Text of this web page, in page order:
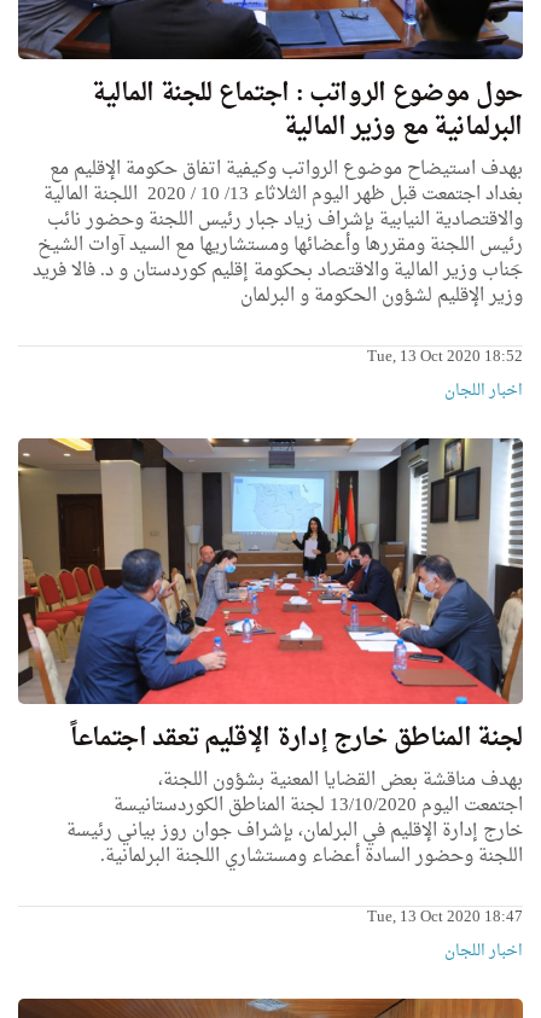
حول موضوع الرواتب : اجتماع للجنة المالية
البرلمانية مع وزير المالية
بهدف استيضاح موضوع الرواتب وكيفية اتفاق حكومة الإقليم مع
بغداد اجتمعت قبل ظهر اليوم الثلاثاء 13/ 10 / 2020 اللجنة المالية
والاقتصادية النيابية بإشراف زياد جبار رئيس اللجنة وحضور نائب
رئيس اللجنة ومقررها وأعضائها ومستشاريها مع السيد آوات الشيخ
جَناب وزير المالية والاقتصاد بحكومة إقليم كوردستان و د. فالا فريد
وزير الإقليم لشؤون الحكومة و البرلمان
Tue, 13 Oct 2020 18:52
اخبار اللجان
لجنة المناطق خارج إدارة الإقليم تعقد اجتماعاً
بهدف مناقشة بعض القضايا المعنية بشؤون اللجنة،
اجتمعت اليوم 13/10/2020 لجنة المناطق الكوردستانيسة
خارج إدارة الإقليمفي البرلمان،بإشرافجوان روزبياني رئيسة
اللجنة وحضور السادةأعضاءومستشاري اللجنة البرلمانية.
Tue, 13 Oct 2020 18:47
اخبار اللجان